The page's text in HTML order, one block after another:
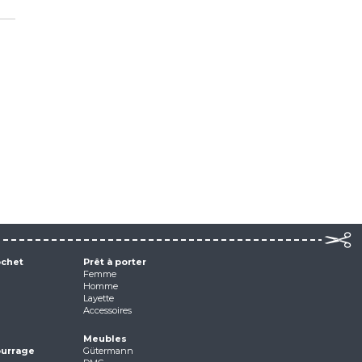
Prêt à porter
Femme
Homme
Layette
Accessoires
Meubles
Gütermann